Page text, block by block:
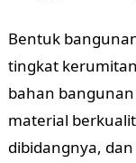
Bentuk
tingkat
bahan
material
dibidangnya,